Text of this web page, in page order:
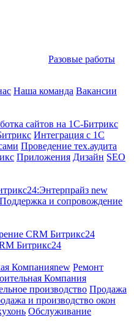
Разовые работы
Наша команда Вакансии
сайтов на 1С-Битрикс
Интеграция с 1С
Проведение тех.аудита
Приложения Дизайн SEO
new
Поддержка и сопровождение
CRM Битрикс24
Битрикс24
Компанияnew Ремонт
Компания
производство Продажа
и производство окон
Обслуживание